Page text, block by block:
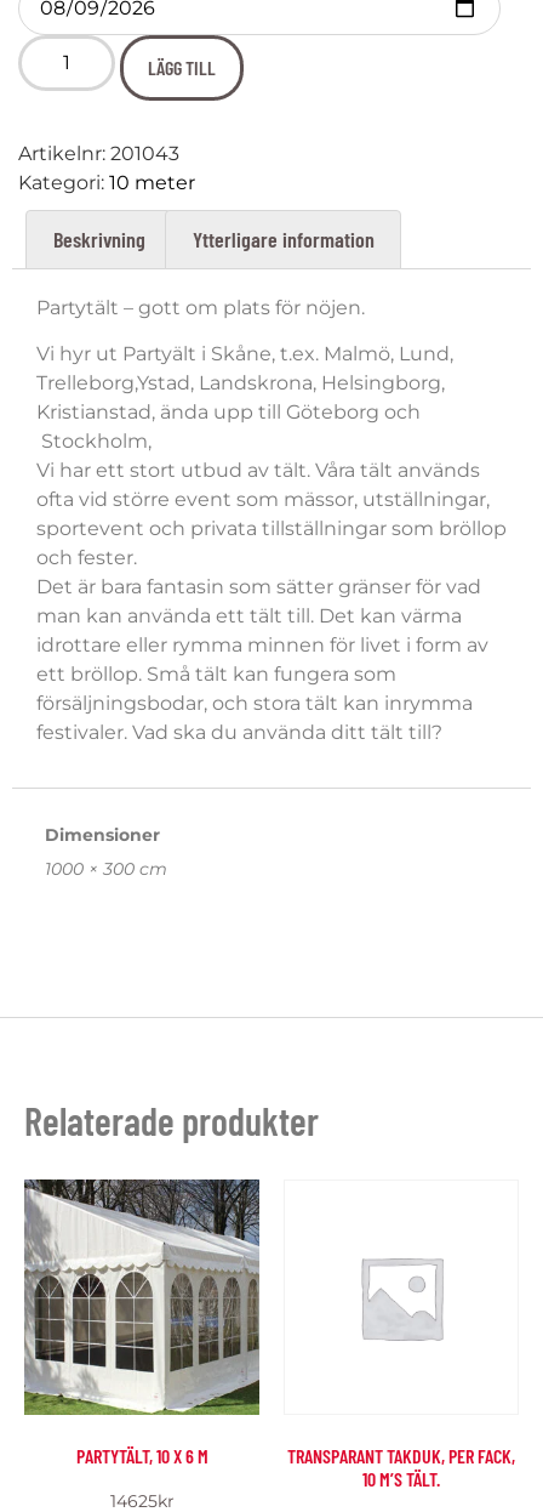
LÄGG TILL
Artikelnr: 201043
Kategori: 10 meter
Beskrivning Ytterligare information
Partytält – gott om plats för nöjen.
Vi hyr ut Partyält i Skåne, t.ex. Malmö, Lund,
Trelleborg,Ystad, Landskrona, Helsingborg,
Kristianstad, ända upp till Göteborg och
Stockholm,
Vi har ett stort utbud av tält. Våra tält används
ofta vid större event som mässor, utställningar,
sportevent och privata tillställningar som bröllop
och fester.
Det är bara fantasin som sätter gränser för vad
man kan använda ett tält till. Det kan värma
idrottare eller rymma minnen för livet i form av
ett bröllop. Små tält kan fungera som
försäljningsbodar, och stora tält kan inrymma
festivaler. Vad ska du använda ditt tält till?
Dimensioner
1000 × 300 cm
Relaterade produkter
PARTYTÄLT, 10 X 6 M
14625kr
TRANSPARANT TAKDUK, PER FACK,
10 M’S TÄLT.